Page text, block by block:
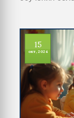
создать
избежать
15
окт, 2024